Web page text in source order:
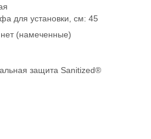
для установки, см: 45
(намеченные)
защита Sanitized®